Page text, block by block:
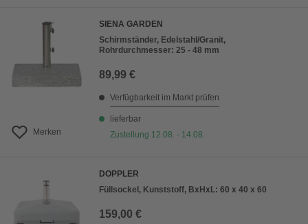
Merken
SIENA GARDEN
Schirmständer, Edelstahl/Granit,
Rohrdurchmesser: 25 - 48 mm
89,99 €
Verfügbarkeit im Markt prüfen
lieferbar
Zustellung 12.08. - 14.08.
DOPPLER
Füllsockel, Kunststoff, BxHxL: 60 x 40 x 60
159,00 €